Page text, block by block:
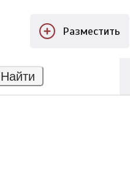
Разместить
Найти